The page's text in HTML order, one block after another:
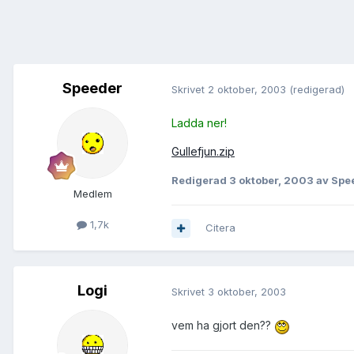
Speeder
Medlem
1,7k
Skrivet 2 oktober, 2003 (redigerad)
Ladda ner!
Gullefjun.zip
Redigerad 3 oktober, 2003 av
Citera
Logi Skrivet 3 oktober, 2003
vem ha gjort den??